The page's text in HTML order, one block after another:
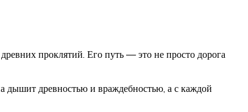
проклятий. Его путь — это не просто дорога
дышит древностью и враждебностью, а с каждой